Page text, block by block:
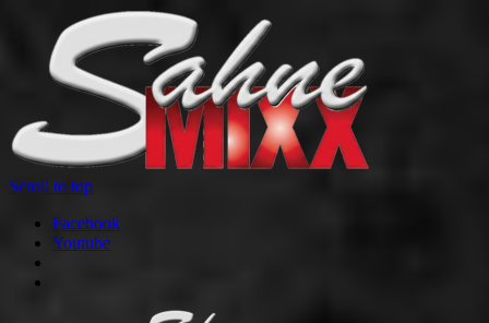
Scroll to top
Facebook
Youtube